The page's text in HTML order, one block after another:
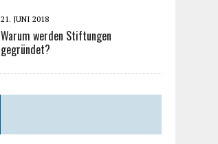
21. JUNI 2018
Warum werden Stiftungen
gegründet?